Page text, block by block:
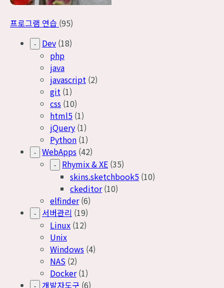
프로그램 연습 (95)
- Dev (18)
php
java
javascript (2)
git (1)
css (10)
html5 (1)
jQuery (1)
Python (1)
- WebApps (42)
- Rhymix & XE (35)
skins.sketchbook5 (10)
ckeditor (10)
elfinder (6)
- 서버관리 (19)
Linux (12)
Unix
Windows (4)
NAS (2)
Docker (1)
- 개발자도구 (6)